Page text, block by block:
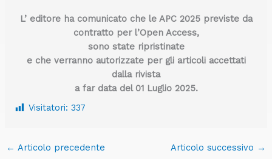
L’ editore ha comunicato che le APC 2025 previste da
contratto per l’Open Access,
sono state ripristinate
e che verranno autorizzate per gli articoli accettati
dalla rivista
a far data del 01 Luglio 2025.
Visitatori: 337
← Articolo precedente Articolo successivo →